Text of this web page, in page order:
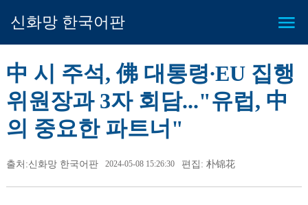
신화망 한국어판
中 시 주석, 佛 대통령∙EU 집행
위원장과 3자 회담..."유럽, 中
의 중요한 파트너"
출처:신화망 한국어판 2024-05-08 15:26:30 편집: 朴锦花